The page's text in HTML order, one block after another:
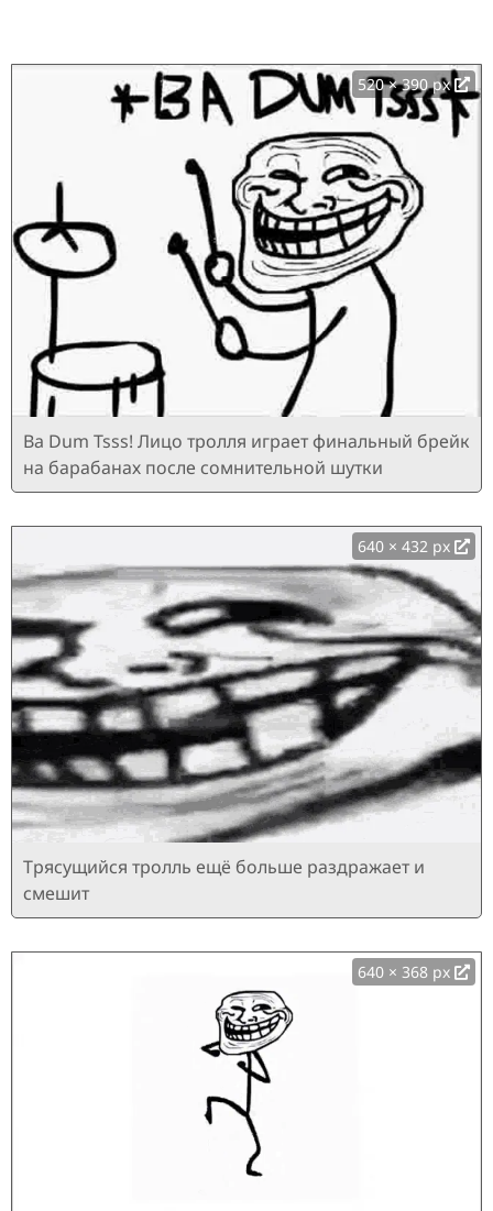
520 × 390 px
Ba Dum Tsss! Лицо тролля играет финальный брейк
на барабанах после сомнительной шутки
640 × 432 px
Трясущийся тролль ещё больше раздражает и
смешит
640 × 368 px